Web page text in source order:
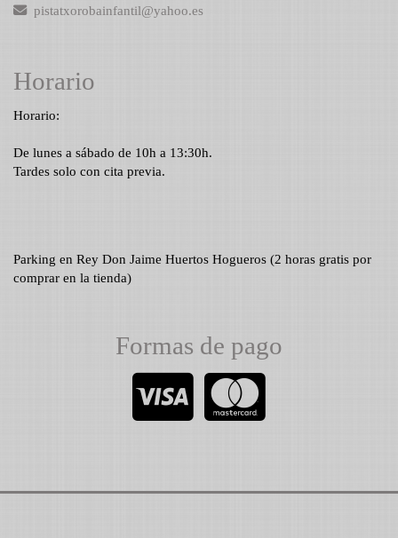
pistatxorobainfantil
yahoo.es
Horario
Horario:
De lunes a sábado de 10h a 13:30h.
Tardes solo con cita previa.
Parking en Rey Don Jaime Huertos Hogueros (2 horas gratis por
comprar en la tienda)
Formas de pago